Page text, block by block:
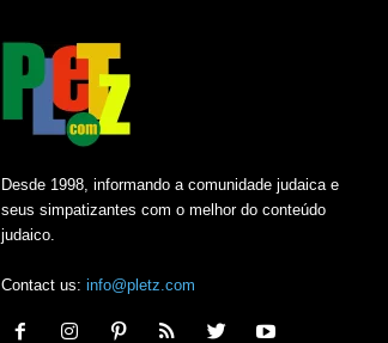
Desde 1998, informando a comunidade judaica e
seus simpatizantes com o melhor do conteúdo
judaico.
Contact us: info@pletz.com